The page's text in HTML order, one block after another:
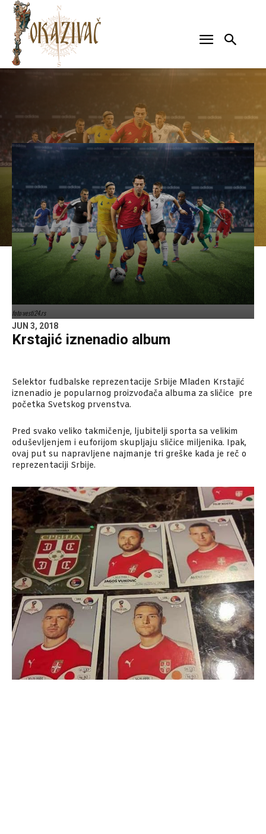
foto:vesti24.rs
JUN 3, 2018
Krstajić iznenadio album
Selektor fudbalske reprezentacije Srbije Mladen Krstajić
iznenadio je popularnog proizvođača albuma za sličice pre
početka Svetskog prvenstva.
Pred svako veliko takmičenje, ljubitelji sporta sa velikim
oduševljenjem i euforijom skupljaju sličice miljenika. Ipak,
ovaj put su napravljene najmanje tri greške kada je reč o
reprezentaciji Srbije.